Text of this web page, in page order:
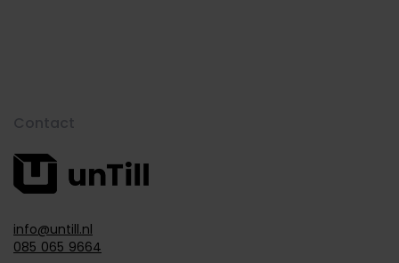
info@untill.nl
085 065 9664